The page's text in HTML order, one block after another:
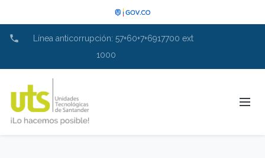
phone
Línea anticorrupción: 57+60+7+6917700 ext
1000